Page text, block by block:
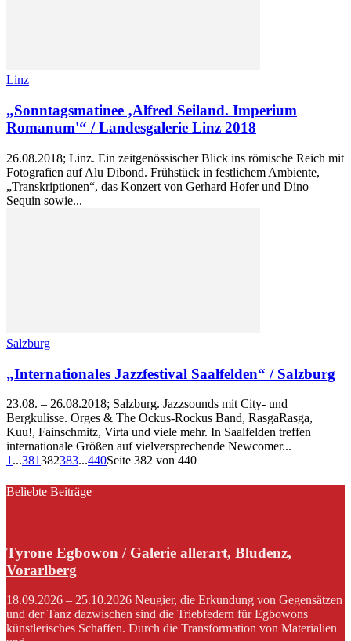
Linz
„Sonntagsmatinee ‚Alfred Seiland. Imperium
Romanum'“ / Landesgalerie Linz 2018
26.08.2018; Linz. Ein zeitgenössischer Blick ins römische Reich mit
Fotografien auf Alu Dibond. Frühstück in festlichem Ambiente,
„Transkriptionen“, das Konzert von Gerhard Hofer und Dino
Sequin sowie...
Salzburg
„Internationales Jazzfestival Saalfelden“ / Salzburg
23.08. – 26.08.2018; Salzburg. Jazzsounds mit City- und
Bergkulisse. Orges & The Ockus-Rockus Band, RasgaRasga,
Kuu!, Fainschmitz, Virta und viele mehr. In Saalfelden treffen
internationale Größen auf vielversprechende Newcomer...
1 ...381382383...440Seite 382 von 440
Beliebte Beiträge
Tyrone Egbowon / Galerie allerart, Bludenz,
Vorarlberg
18.09.2026 – 25.10.2026 Neugier, die Erkundung von Gegensätzen
und der Tanz dazwischen sind die Triebfedern für Egbowons
künstlerisches Schaffen. Durch die Transformation von Materialien